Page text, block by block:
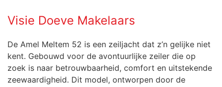
Visie Doeve Makelaars
De Amel Meltem 52 is een zeiljacht dat z’n gelijke niet
kent. Gebouwd voor de avontuurlijke zeiler die op
zoek is naar betrouwbaarheid, comfort en uitstekende
zeewaardigheid. Dit model, ontworpen door de